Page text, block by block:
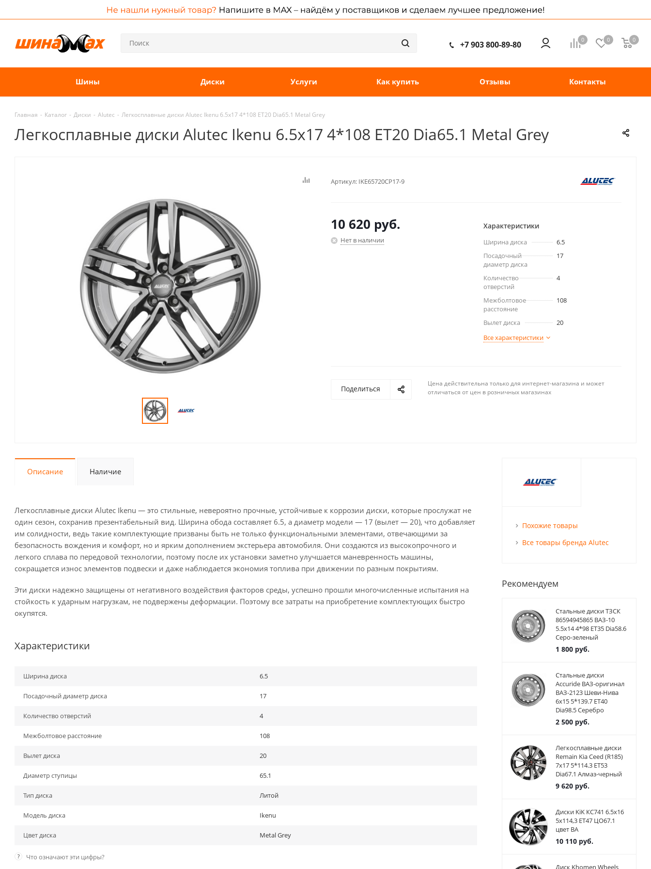
0 0 0
+7 903 800-89-80
Шины Диски Услуги Как купить Отзывы Контакты
Главная - Каталог - Диски - Alutec - Легкосплавные диски Alutec Ikenu 6.5x17 4*108 ET20 Dia65.1 Metal Grey
Легкосплавные диски Alutec Ikenu 6.5x17 4*108 ET20 Dia65.1 Metal Grey
Артикул: IKE65720CP17-9
10 620 руб.
Нет в наличии
Характеристики
Ширина диска
6.5
Посадочный
диаметр диска
17
Количество
отверстий
4
Межболтовое
расстояние
108
Вылет диска
20
Все характеристики
Поделиться
Цена действительна только для интернет-магазина и может
отличаться от цен в розничных магазинах
Описание Наличие
Легкосплавные диски Alutec Ikenu — это стильные, невероятно прочные, устойчивые к коррозии диски, которые прослужат не
один сезон, сохранив презентабельный вид. Ширина обода составляет 6.5, а диаметр модели — 17 (вылет — 20), что добавляет
им солидности, ведь такие комплектующие призваны быть не только функциональными элементами, отвечающими за
безопасность вождения и комфорт, но и ярким дополнением экстерьера автомобиля. Они создаются из высокопрочного и
легкого сплава по передовой технологии, поэтому после их установки заметно улучшается маневренность машины,
сокращается износ элементов подвески и даже наблюдается экономия топлива при движении по разным покрытиям.
Эти диски надежно защищены от негативного воздействия факторов среды, успешно прошли многочисленные испытания на
стойкость к ударным нагрузкам, не подвержены деформации. Поэтому все затраты на приобретение комплектующих быстро
окупятся.
Характеристики
Ширина диска 6.5
Посадочный диаметр диска 17
Количество отверстий 4
Межболтовое расстояние 108
Вылет диска 20
Диаметр ступицы 65.1
Тип диска Литой
Модель диска Ikenu
Цвет диска Metal Grey
? Что означают эти цифры?
Похожие товары
Все товары бренда Alutec
Рекомендуем
Стальные диски ТЗСК
86594945865 ВАЗ-10
5.5x14 4*98 ET35 Dia58.6
Серо-зеленый
1 800руб.
Стальные диски
Accuride ВАЗ-оригинал
ВАЗ-2123 Шеви-Нива
6x15 5*139.7 ET40
Dia98.5 Серебро
2 500руб.
Легкосплавные диски
Remain Kia Ceed (R185)
7x17 5*114.3 ET53
Dia67.1 Алмаз-черный
9 620руб.
Диски KiK КС741 6.5x16
5x114,3 ET47 ЦО67.1
цвет BA
10 110руб.
Диск Khomen Wheels